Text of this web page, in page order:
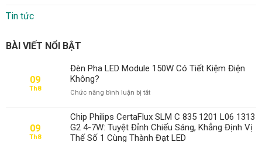
Tin tức
BÀI VIẾT NỔI BẬT
09
Th8
Đèn Pha LED Module 150W Có Tiết Kiệm Điện
Không?
Chức năng bình luận bị tắtở
Pha
LED
Module
09
Th8
Chip Philips CertaFlux SLM C 835 1201 L06 1313
G2 4-7W: Tuyệt Đỉnh Chiếu Sáng, Khẳng Định Vị
Thế Số 1 Cùng Thành Đạt LED